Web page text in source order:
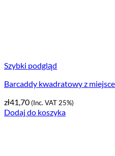
Szybki podgląd
Barcaddy kwadratowy z
zł41,70(Inc. VAT 25%)
Dodaj do koszyka